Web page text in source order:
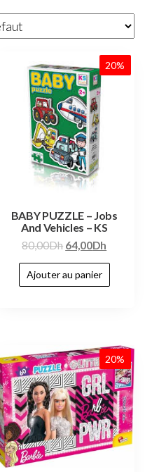
20%
BABY PUZZLE – Jobs
And Vehicles – KS
80,00Dh 64,00Dh
Ajouter au panier
20%